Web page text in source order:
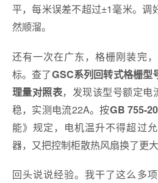
平，每米误差不超过±1毫米。调
然顺溜。
还有一次在广东，格栅刚装完
标。查了GSC系列回转式格栅型
理量对照表，发现该型号额定
稳，实测电流22A。按GB 755-
能》规定，电机温升不得超过
器，又把控制柜散热风扇换了更
回头说说经验。我干了这么多